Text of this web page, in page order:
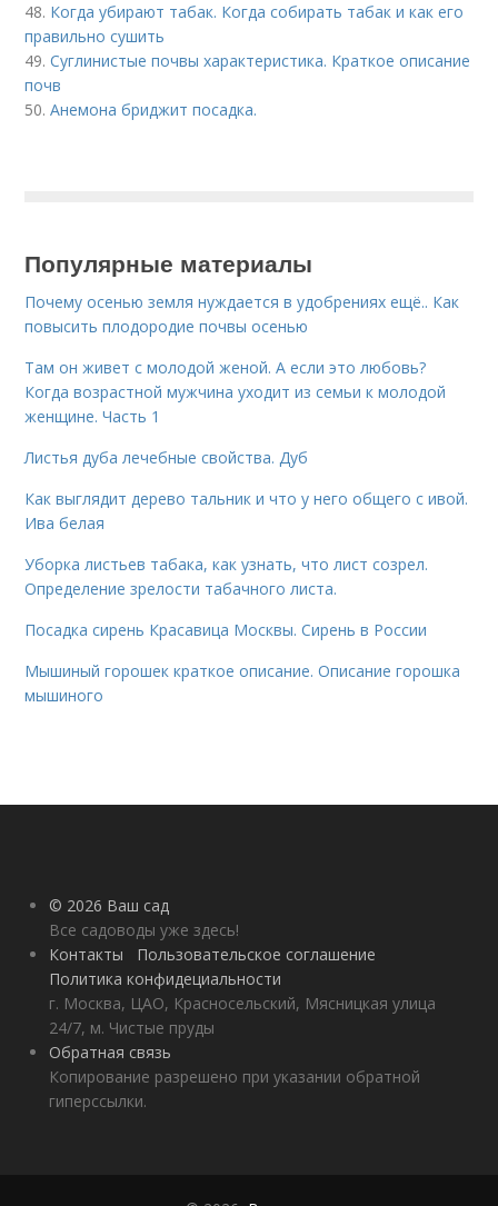
48. Когда убирают табак. Когда собирать табак и как его
правильно сушить
49.Суглинистые почвы характеристика. Краткое описание
почв
50.Анемона бриджит посадка.
Популярные материалы
Почему осенью земля нуждается в удобрениях ещё.. Как
повысить плодородие почвы осенью
Там он живет с молодой женой. А если это любовь?
Когда возрастной мужчина уходит из семьи к молодой
женщине. Часть 1
Листья дуба лечебные свойства. Дуб
Как выглядит дерево тальник и что у него общего с ивой.
Ива белая
Уборка листьев табака, как узнать, что лист созрел.
Определение зрелости табачного листа.
Посадка сирень Красавица Москвы. Сирень в России
Мышиный горошек краткое описание. Описание горошка
мышиного
© 2026 Ваш сад
Все садоводы уже здесь!
Контакты
Пользовательское соглашение
Политика конфидециальности
г. Москва, ЦАО, Красносельский, Мясницкая улица
24/7, м. Чистые пруды
Обратная связь
Копирование разрешено при указании обратной
гиперссылки.